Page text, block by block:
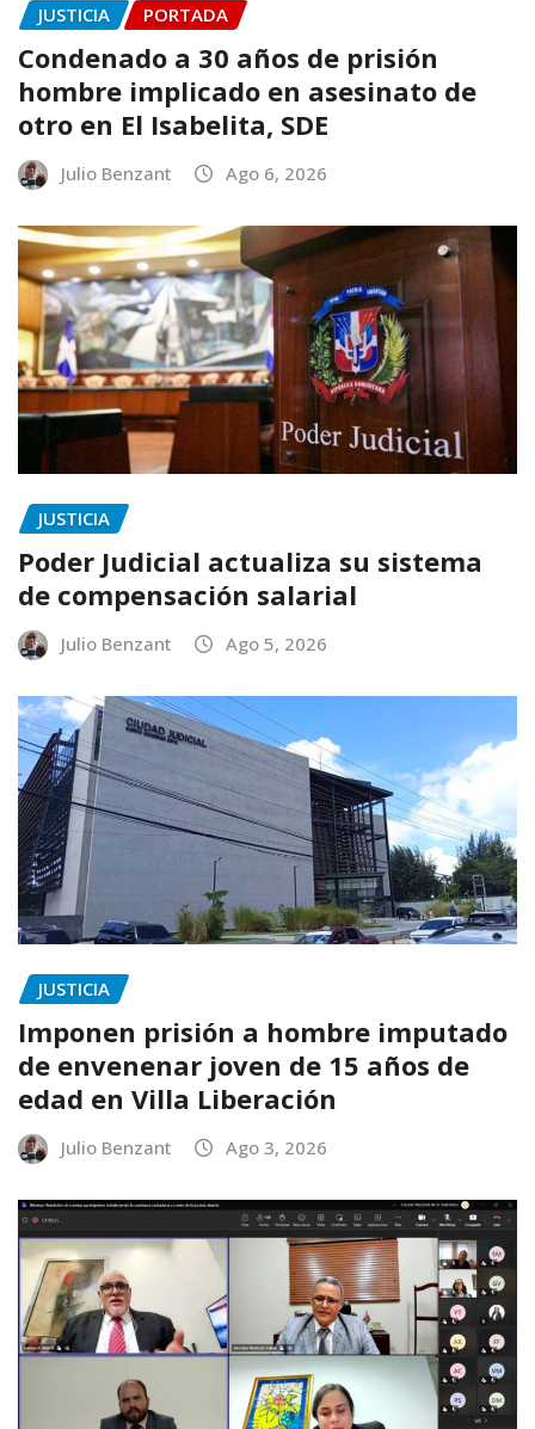
JUSTICIA PORTADA
Condenado a 30 años de prisión
hombre implicado en asesinato de
otro en El Isabelita, SDE
Julio Benzant Ago 6, 2026
JUSTICIA
Poder Judicial actualiza su sistema
de compensación salarial
Julio Benzant Ago 5, 2026
JUSTICIA
Imponen prisión a hombre imputado
de envenenar joven de 15 años de
edad en Villa Liberación
Julio Benzant Ago 3, 2026